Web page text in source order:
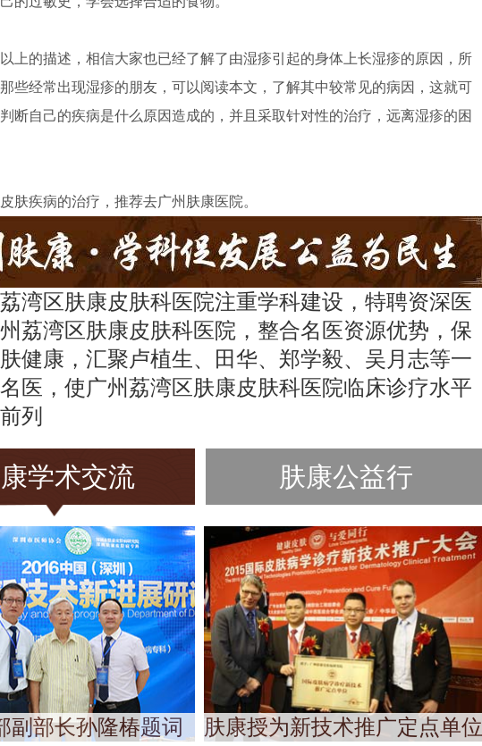
描述，相信大家也已经了解了由湿疹引起的身体上长湿疹的原因，所
些经常出现湿疹的朋友，可以阅读本文，了解其中较常见的病因，这就可
断自己的疾病是什么原因造成的，并且采取针对性的治疗，远离湿疹的困
疾病的治疗，推荐去广州肤康医院。
湾区肤康皮肤科医院注重学科建设，特聘资深医
荔湾区肤康皮肤科医院，整合名医资源优势，保
健康，汇聚卢植生、田华、郑学毅、吴月志等一
医，使广州荔湾区肤康皮肤科医院临床诊疗水平
列
学术交流 肤康公益行
副部长孙隆椿题词 肤康授为新技术推广定点单位